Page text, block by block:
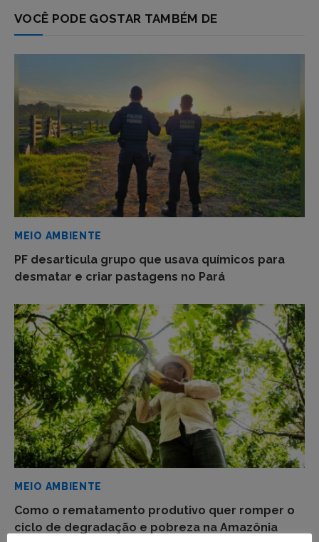
VOCÊ PODE GOSTAR TAMBÉM DE
MEIO AMBIENTE
PF desarticula grupo que usava químicos para
desmatar e criar pastagens no Pará
MEIO AMBIENTE
Como o rematamento produtivo quer romper o
ciclo de degradação e pobreza na Amazônia